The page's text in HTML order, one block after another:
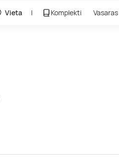
Vieta Komplekti